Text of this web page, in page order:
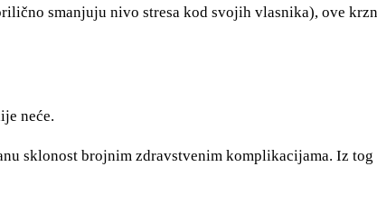
smanjuju nivo stresa kod svojih vlasnika), ove
neće.
sklonost brojnim zdravstvenim komplikacijama. Iz tog